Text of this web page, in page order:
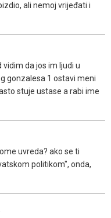
ali nemoj vrijeđati i
da jos im ljudi u
gonzalesa 1 ostavi meni
stuje ustase a rabi ime
uvreda? ako se ti
politikom", onda,